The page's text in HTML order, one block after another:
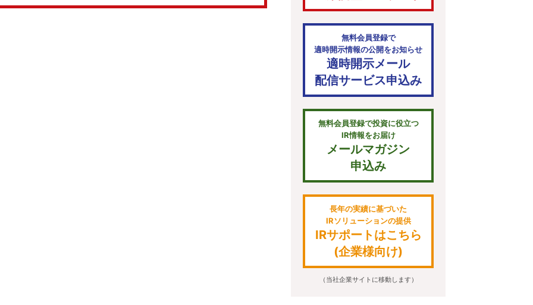
無料会員登録で
適時開示情報の公開をお知らせ
適時開示メール
配信サービス申込み
無料会員登録で投資に役立つ
IR情報をお届け
メールマガジン
申込み
長年の実績に基づいた
IRソリューションの提供
IRサポートはこちら
(企業様向け)
（当社企業サイトに移動します）